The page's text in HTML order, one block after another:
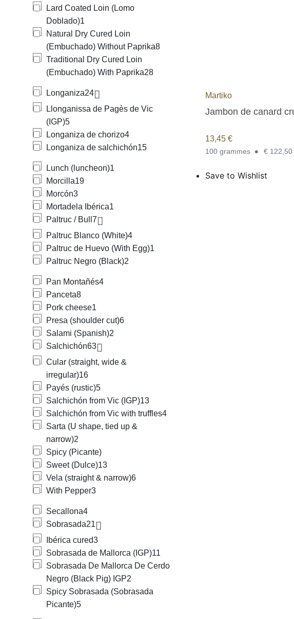
Lard Coated Loin (Lomo
Doblado)1
Natural Dry Cured Loin
(Embuchado) Without Paprika8
Traditional Dry Cured Loin
(Embuchado) With Paprika28
Longaniza24
Llonganissa de Pagès de Vic
(IGP)5
Longaniza de chorizo4
Longaniza de salchichón15
Lunch (luncheon)1
Morcilla19
Morcón3
Mortadela Ibérica1
Paltruc / Bull 7
Paltruc Blanco (White)4
Paltruc de Huevo (With Egg)1
Paltruc Negro (Black)2
Pan Montañés4
Panceta8
Pork cheese1
Presa (shoulder cut)6
Salami (Spanish)2
Salchichón63
Cular (straight, wide &
irregular)16
Payés (rustic)5
Salchichón from Vic (IGP)13
Salchichón from Vic with truffles4
Sarta (U shape, tied up &
narrow)2
Spicy (Picante)
Sweet (Dulce)13
Vela (straight & narrow)6
With Pepper3
Secallona4
Sobrasada21
Ibérica cured3
Sobrasada de Mallorca (IGP)11
Sobrasada De Mallorca De Cerdo
Negro (Black Pig) IGP2
Spicy Sobrasada (Sobrasada
Picante)5
Martiko
Jambon de canard
13,45 €
100 grammes •
Save to Wishlist